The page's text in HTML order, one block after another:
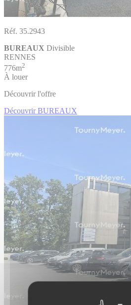
Réf. 35.2943
BUREAUX Divisible
RENNES
776m2
À louer
Découvrir l'offre
Découvrir BUREAUX